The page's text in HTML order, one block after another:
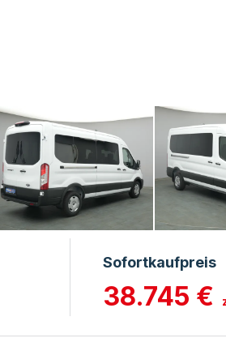
Sofortkaufpreis
38.745 €